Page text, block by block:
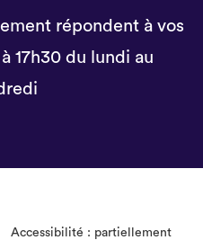
répondent à vos
17h30 du lundi au
Accessibilité : partiellement